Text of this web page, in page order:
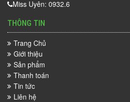
Miss Uyên: 0932.6
THÔNG TIN
Trang Chủ
Giới thiệu
Sản phẩm
Thanh toán
Tin tức
Liên hệ